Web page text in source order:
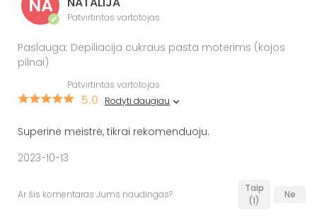
NA
✔ Patvirtintas vartotojas
Paslauga: Depiliacija cukraus pasta moterims (kojos
pilnai)
Patvirtintas vartotojas
5.0 Rodyti daugiau
Superinė meistrė, tikrai rekomenduoju.
2023-10-13
Ar šis komentaras Jums naudingas?
Taip
(1)
Ne